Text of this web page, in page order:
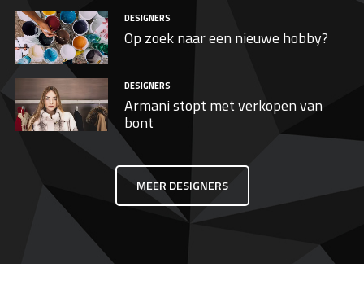
DESIGNERS
Op zoek naar een nieuwe hobby?
DESIGNERS
Armani stopt met verkopen van
bont
MEER DESIGNERS